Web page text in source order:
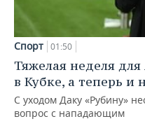
Спорт 01:50
Тяжелая неделя
в Кубке, а теперь и
С уходом Даку «Рубину»
вопрос с нападающим